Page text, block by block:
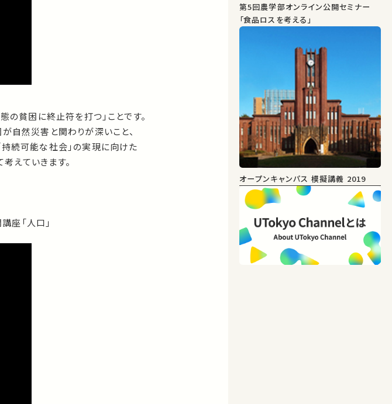
の貧困に終止符を打つ」ことです。
自然災害と関わりが深いこと、
続可能な社会」の実現に向けた
えていきます。
座「人口」
第5回農学部オンライン公開セミナー
「食品ロスを考える」
オープンキャンパス 模擬講義 2019